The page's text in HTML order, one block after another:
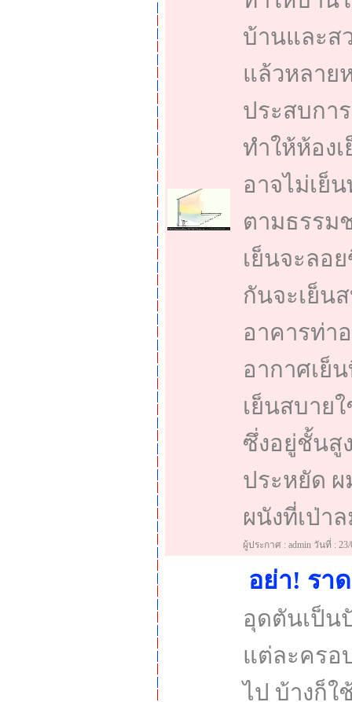
บ้านและส
แล้วหลาย
ประสบกา
ทำให้ห้อง
อาจไม่เย็
ตามธรรม
เย็นจะลอ
กันจะเย็น
อาคารท่า
อากาศเย็
เย็นสบาย
ซึ่งอยู่ชั้นสู
ประหยัด
ผนังที่เป่า
ผู้ประกาศ : admin วันที่ : 23/
อย่า! รา
อุดตันเป็น
แต่ละครอ
ไป บ้างก็ใ